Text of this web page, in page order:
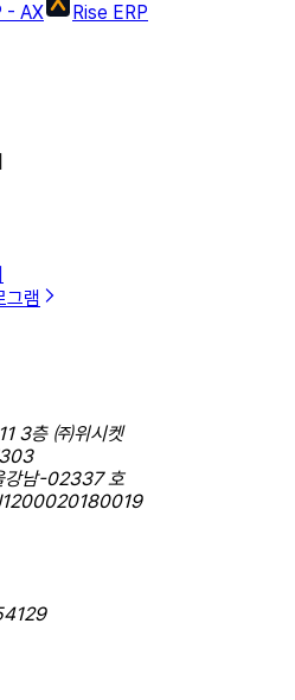
- AX Rise ERP
그램
3층 ㈜위시켓
강남-02337 호